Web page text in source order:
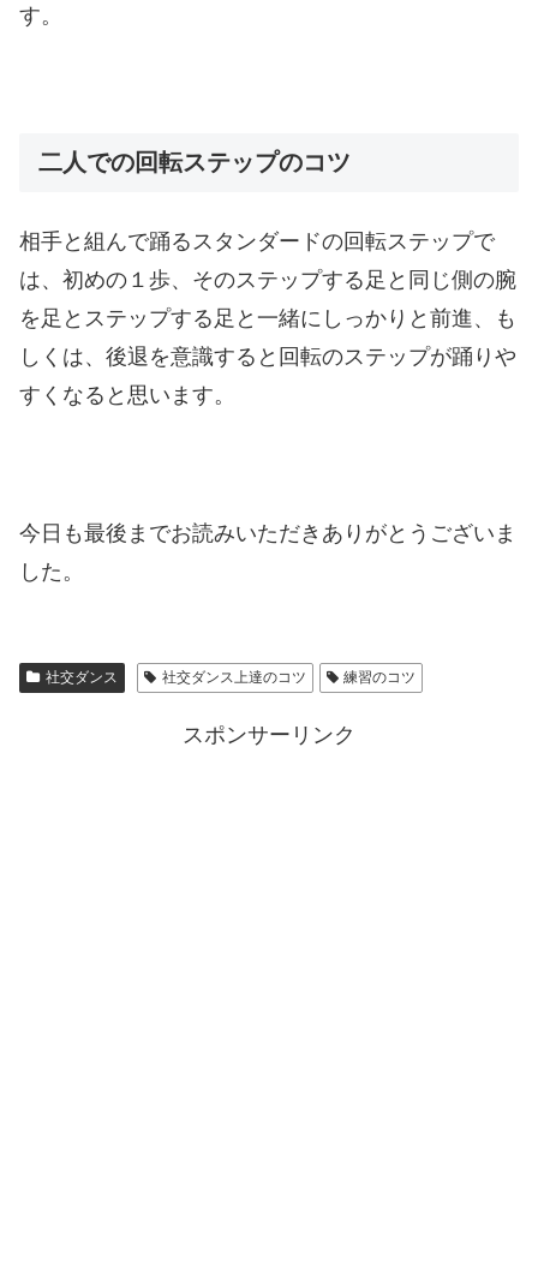
す。
二人での回転ステップのコツ
相手と組んで踊るスタンダードの回転ステップで
は、初めの１歩、そのステップする足と同じ側の腕
を足とステップする足と一緒にしっかりと前進、も
しくは、後退を意識すると回転のステップが踊りや
すくなると思います。
今日も最後までお読みいただきありがとうございま
した。
社交ダンス 社交ダンス上達のコツ 練習のコツ
スポンサーリンク